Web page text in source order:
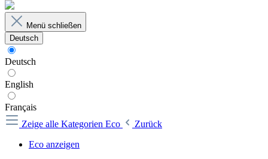
Menü schließen
Deutsch
Deutsch
English
Français
Zeige alle Kategorien Eco
Zurück
Eco anzeigen